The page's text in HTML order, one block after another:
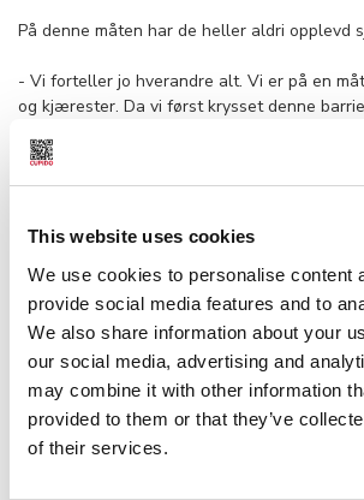
This website uses cookies
We use cookies to personalise content
provide social media features and to
We also share information about your
our social media, advertising and
may combine it with other information
provided to them or that they’ve
of their services.
På denne måten har de heller aldri opplevd
- Vi forteller jo hverandre alt. Vi er på en
og kjærester. Da vi først krysset denne
hverandres fantasier med hverandre og
var det liksom ingenting vi ikke kunne
blir jo smått i forhold, sier han og ler.
- Samtidig er det veldig sexy at dette er tabu
- Vi kunne aldri tenkt oss å stå åpent frem
om de aller nærmeste vennene våre vet. Det
hensyn til barna, siden vi bor på et lite sted,
tabuet i seg selv er opphissende. Det er
hemmeligheter og gjøre noe som ikke alle
Stor forskjell på fantasi og virkelighet